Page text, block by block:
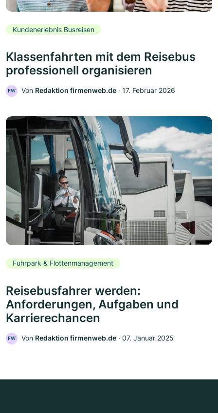
Kundenerlebnis Busreisen
Klassenfahrten mit dem Reisebus
professionell organisieren
FW Von Redaktion firmenweb.de ‧ 17. Februar 2026
Fuhrpark & Flottenmanagement
Reisebusfahrer werden:
Anforderungen, Aufgaben und
Karrierechancen
FW Von Redaktion firmenweb.de ‧ 07. Januar 2025